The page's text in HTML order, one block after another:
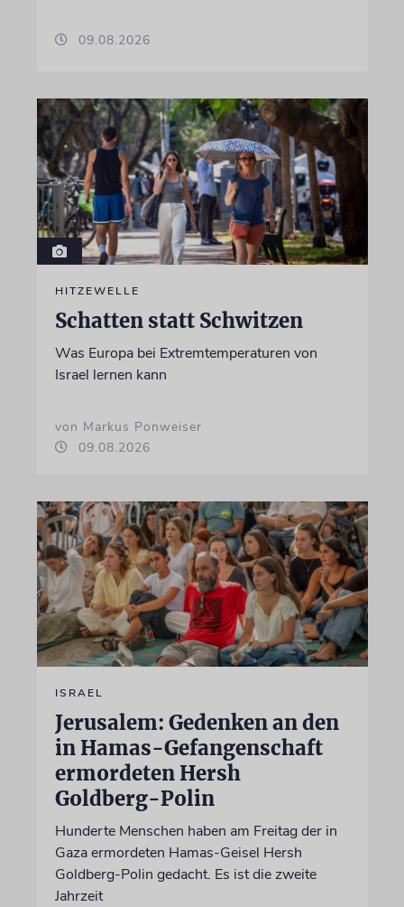
09.08.2026
HITZEWELLE
Schatten statt Schwitzen
Was Europa bei Extremtemperaturen von
Israel lernen kann
von Markus Ponweiser
09.08.2026
ISRAEL
Jerusalem: Gedenken an den
in Hamas-Gefangenschaft
ermordeten Hersh
Goldberg-Polin
Hunderte Menschen haben am Freitag der in
Gaza ermordeten Hamas-Geisel Hersh
Goldberg-Polin gedacht. Es ist die zweite
Jahrzeit